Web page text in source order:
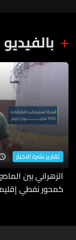
بالفيديو
تقارير نشرة الاخبار
الزهراني بين
كمحور نفطي